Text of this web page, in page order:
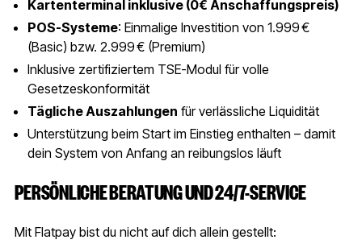
Kartenterminal inklusive (0€ Anschaffungspreis)
POS-Systeme: Einmalige Investition von 1.999 €
(Basic) bzw. 2.999 € (Premium)
Inklusive zertifiziertem TSE-Modul für volle
Gesetzeskonformität
Tägliche Auszahlungen für verlässliche Liquidität
Unterstützung beim Start im Einstieg enthalten – damit
dein System von Anfang an reibungslos läuft
PERSÖNLICHE BERATUNG UND 24/7-SERVICE
Mit Flatpay bist du nicht auf dich allein gestellt: